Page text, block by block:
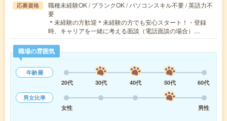
応募資格
職種未経験OK / ブランクOK / パソコンスキル不要 / 英語力不
要
＊未経験の方歓迎＊未経験の方でも安心スタート！・登録
時、キャリアを一緒に考える面談（電話面談の場合）…
職場の雰囲気
年齢層
20代
30代 40代 50代
60代
男女比率
女性
男性